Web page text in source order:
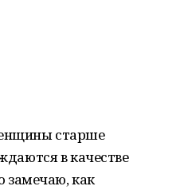
старше
в качестве
замечаю, как